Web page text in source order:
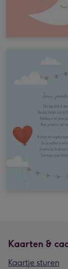
Kaarten &
Kaartje sturen